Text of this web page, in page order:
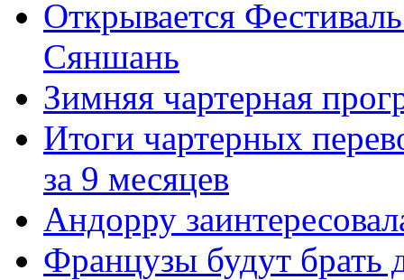
Открывается
Сяншань
Зимняя чартерная
Итоги чартерных
за 9 месяцев
Андорру
Французы будут брать